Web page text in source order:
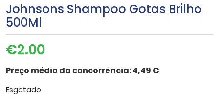
Johnsons Shampoo Gotas Brilho
500Ml
€2.00
Preço médio da concorrência:4,49 €
Esgotado